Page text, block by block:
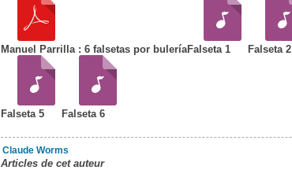
Manuel Parrilla : 6 falsetas por buleríaFalseta 1 Falseta 2
Falseta 5 Falseta 6
Claude Worms
Articles de cet auteur